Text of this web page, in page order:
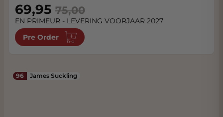
Special Price
69,95 75,00
EN PRIMEUR - LEVERING VOORJAAR 2027
Pre Order
96 James Suckling